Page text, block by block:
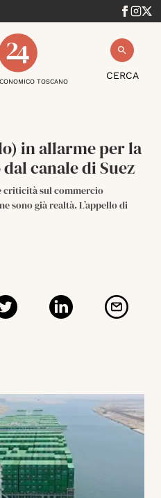
CERCA
TOSCANO
in allarme per la
canale di Suez
criticità sul commercio
sono già realtà. L’appello di